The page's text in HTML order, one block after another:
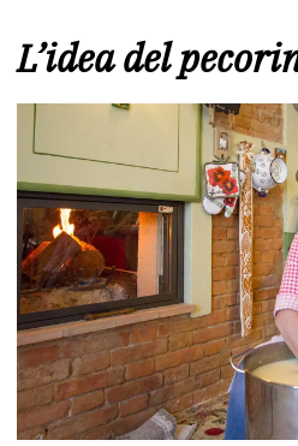
L’idea del